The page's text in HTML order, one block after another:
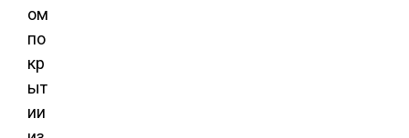
ом
по
кр
ыт
ии